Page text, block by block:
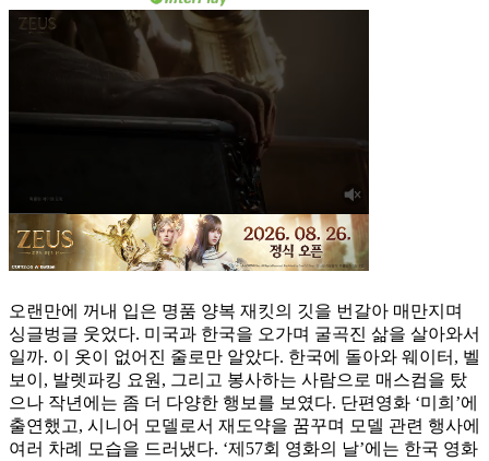
오랜만에 꺼내 입은 명품 양복 재킷의 깃을 번갈아 매만지며
싱글벙글 웃었다. 미국과 한국을 오가며 굴곡진 삶을 살아와서
일까. 이 옷이 없어진 줄로만 알았다. 한국에 돌아와 웨이터, 벨
보이, 발렛파킹 요원, 그리고 봉사하는 사람으로 매스컴을 탔
으나 작년에는 좀 더 다양한 행보를 보였다. 단편영화 ‘미희’에
출연했고, 시니어 모델로서 재도약을 꿈꾸며 모델 관련 행사에
여러 차례 모습을 드러냈다. ‘제57회 영화의 날’에는 한국 영화